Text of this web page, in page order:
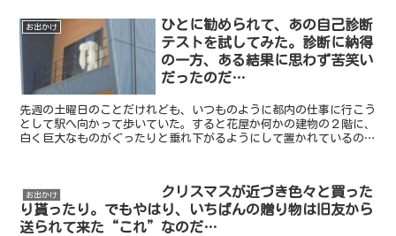
お出かけ
ひとに勧められて、あの自己診断
テストを試してみた。診断に納得
の一方、ある結果に思わず苦笑い
だったのだ…
先週の土曜日のことだけれども、いつものように都内の仕事に行こう
として駅へ向かって歩いていた。すると花屋か何かの建物の２階に、
白く巨大なものがぐったりと垂れ下がるようにして置かれているのが
お出かけ
クリスマスが近づき色々と買った
り貰ったり。でもやはり、いちばんの贈り物は旧友から
送られて来た“これ”なのだ…